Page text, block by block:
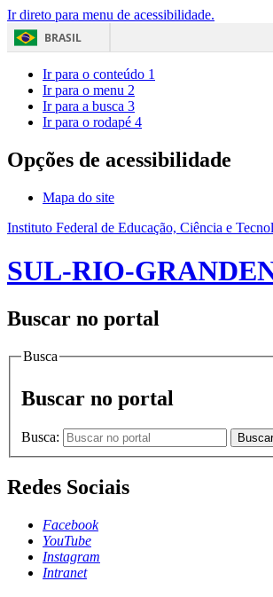
Ir direto para menu de acessibilidade.
BRASIL
Acesso à
Ir para o conteúdo 1
Ir para o menu 2
Ir para a busca 3
Ir para o rodapé 4
Opções de acessibilidade
Mapa do site
Instituto Federal de Educação, Ciência e
SUL-RIO-
Buscar no portal
Busca
Buscar no portal
Busca: Buscar
Redes Sociais
Facebook
YouTube
Instagram
Intranet